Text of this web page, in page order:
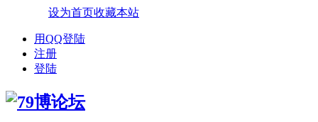
设为首页收藏本站
用QQ登陆
注册
登陆